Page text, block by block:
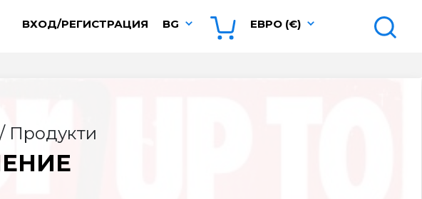
ВХОД/РЕГИСТРАЦИЯ BG ЕВРО (€)
Продукти